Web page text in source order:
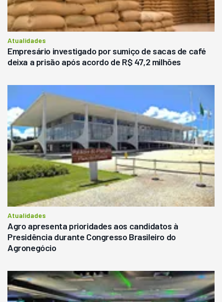
Atualidades
Empresário investigado por sumiço de sacas de café
deixa a prisão após acordo de R$ 47,2 milhões
Atualidades
Agro apresenta prioridades aos candidatos à
Presidência durante Congresso Brasileiro do
Agronegócio